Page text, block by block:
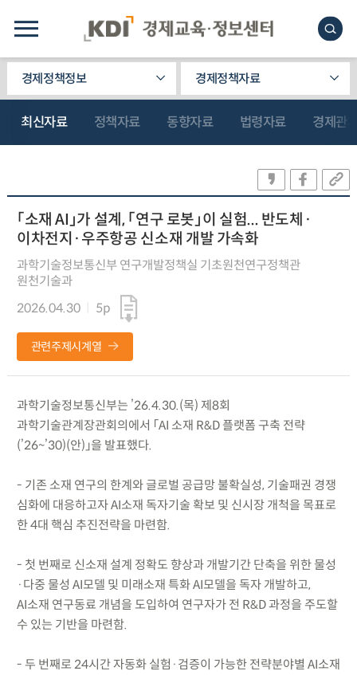
경제정책정보 경제정책자료
최신자료 정책자료 동향자료 법령자료 경제관
「소재 AI」가 설계, 「연구 로봇」이 실험... 반도체·
이차전지·우주항공 신소재 개발 가속화
과학기술정보통신부 연구개발정책실 기초원천연구정책관
원천기술과
2026.04.30
5p
관련주제시계열
과학기술정보통신부는 ’26.4.30.(목) 제8회
과학기술관계장관회의에서 「AI 소재 R&D 플랫폼 구축 전략
(’26~’30)(안)」을 발표했다.
- 기존 소재 연구의 한계와 글로벌 공급망 불확실성, 기술패권 경쟁
심화에 대응하고자 AI소재 독자기술 확보 및 신시장 개척을 목표로
한 4대 핵심 추진전략을 마련함.
- 첫 번째로 신소재 설계 정확도 향상과 개발기간 단축을 위한 물성
·다중 물성 AI모델 및 미래소재 특화 AI모델을 독자 개발하고,
AI소재 연구동료 개념을 도입하여 연구자가 전 R&D 과정을 주도할
수 있는 기반을 마련함.
- 두 번째로 24시간 자동화 실험·검증이 가능한 전략분야별 AI소재